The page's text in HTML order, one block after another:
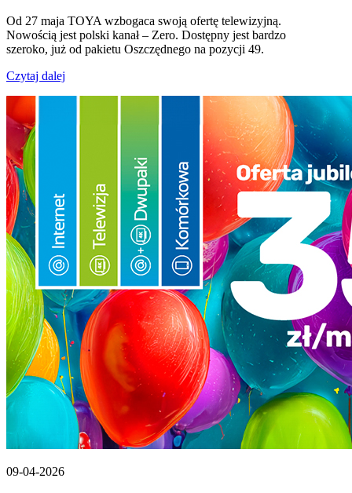
Od 27 maja TOYA wzbogaca swoją ofertę telewizyjną.
Nowością jest polski kanał – Zero. Dostępny jest bardzo
szeroko, już od pakietu Oszczędnego na pozycji 49.
Czytaj dalej
09-04-2026